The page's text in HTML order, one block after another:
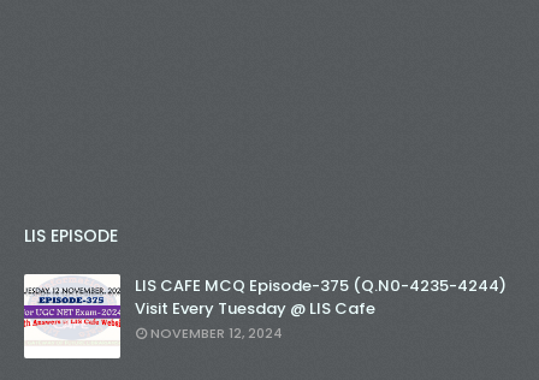
LIS EPISODE
LIS CAFE MCQ Episode-375 (Q.N0-4235-4244)
Visit Every Tuesday @ LIS Cafe
NOVEMBER 12, 2024